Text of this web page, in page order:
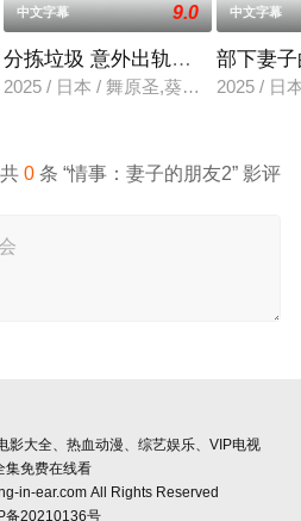
在六年内回国包含的故事单独
中文字幕 9.0
分拣垃圾 意外出轨性爱
2025 / 日本 / 舞原圣,葵悠太
中文字幕
部下妻
2025 / 日
共0 条 “情事：妻子的朋友2” 影评
影大全、热血动漫、综艺娱乐、VIP电视
集免费在线看
in-ear.com All Rights Reserved
备20210136号